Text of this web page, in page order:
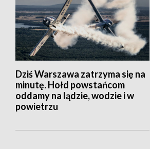
Dziś Warszawa zatrzyma się na
minutę. Hołd powstańcom
oddamy na lądzie, wodzie i w
powietrzu